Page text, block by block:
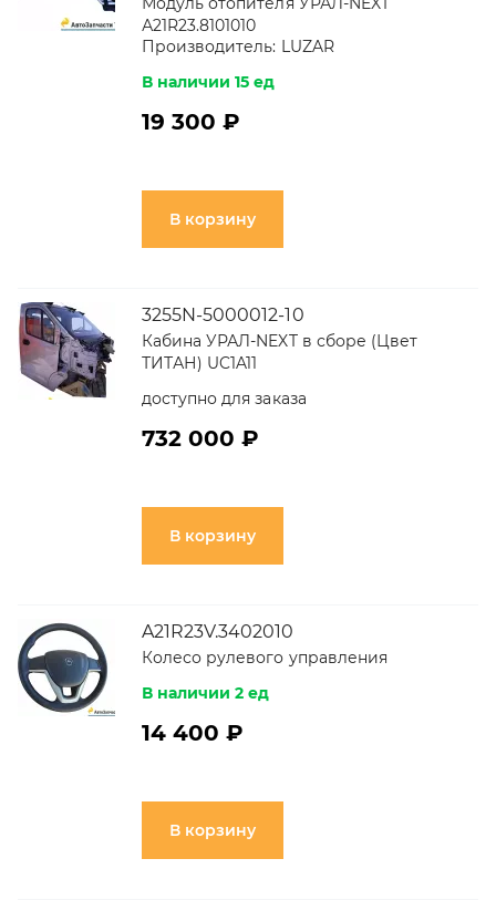
А21R23.8101010
Производитель: LUZAR
В наличии 15 ед
19 300 ₽
В корзину
3255N-5000012-10
Кабина УРАЛ-NEXT в сборе (Цвет
ТИТАН) UC1A11
доступно для заказа
732 000 ₽
В корзину
A21R23V.3402010
Колесо рулевого управления
В наличии 2 ед
14 400 ₽
В корзину